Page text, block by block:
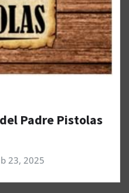
Padre Pistolas
23, 2025